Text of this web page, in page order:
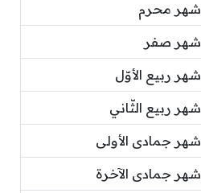
شهر محرم
شهر صفر
شهر ربيع الأوّل
شهر ربيع الثّاني
شهر جمادى الأولى
شهر جمادى الآخرة